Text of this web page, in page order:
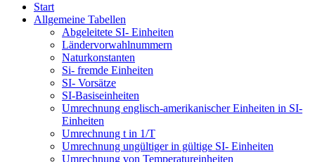
Start
Allgemeine Tabellen
Abgeleitete SI- Einheiten
Ländervorwahlnummern
Naturkonstanten
Si- fremde Einheiten
SI- Vorsätze
SI-Basiseinheiten
Umrechnung englisch-amerikanischer Einheiten in SI-
Einheiten
Umrechnung t in 1/T
Umrechnung ungültiger in gültige SI- Einheiten
Umrechnung von Temperatureinheiten